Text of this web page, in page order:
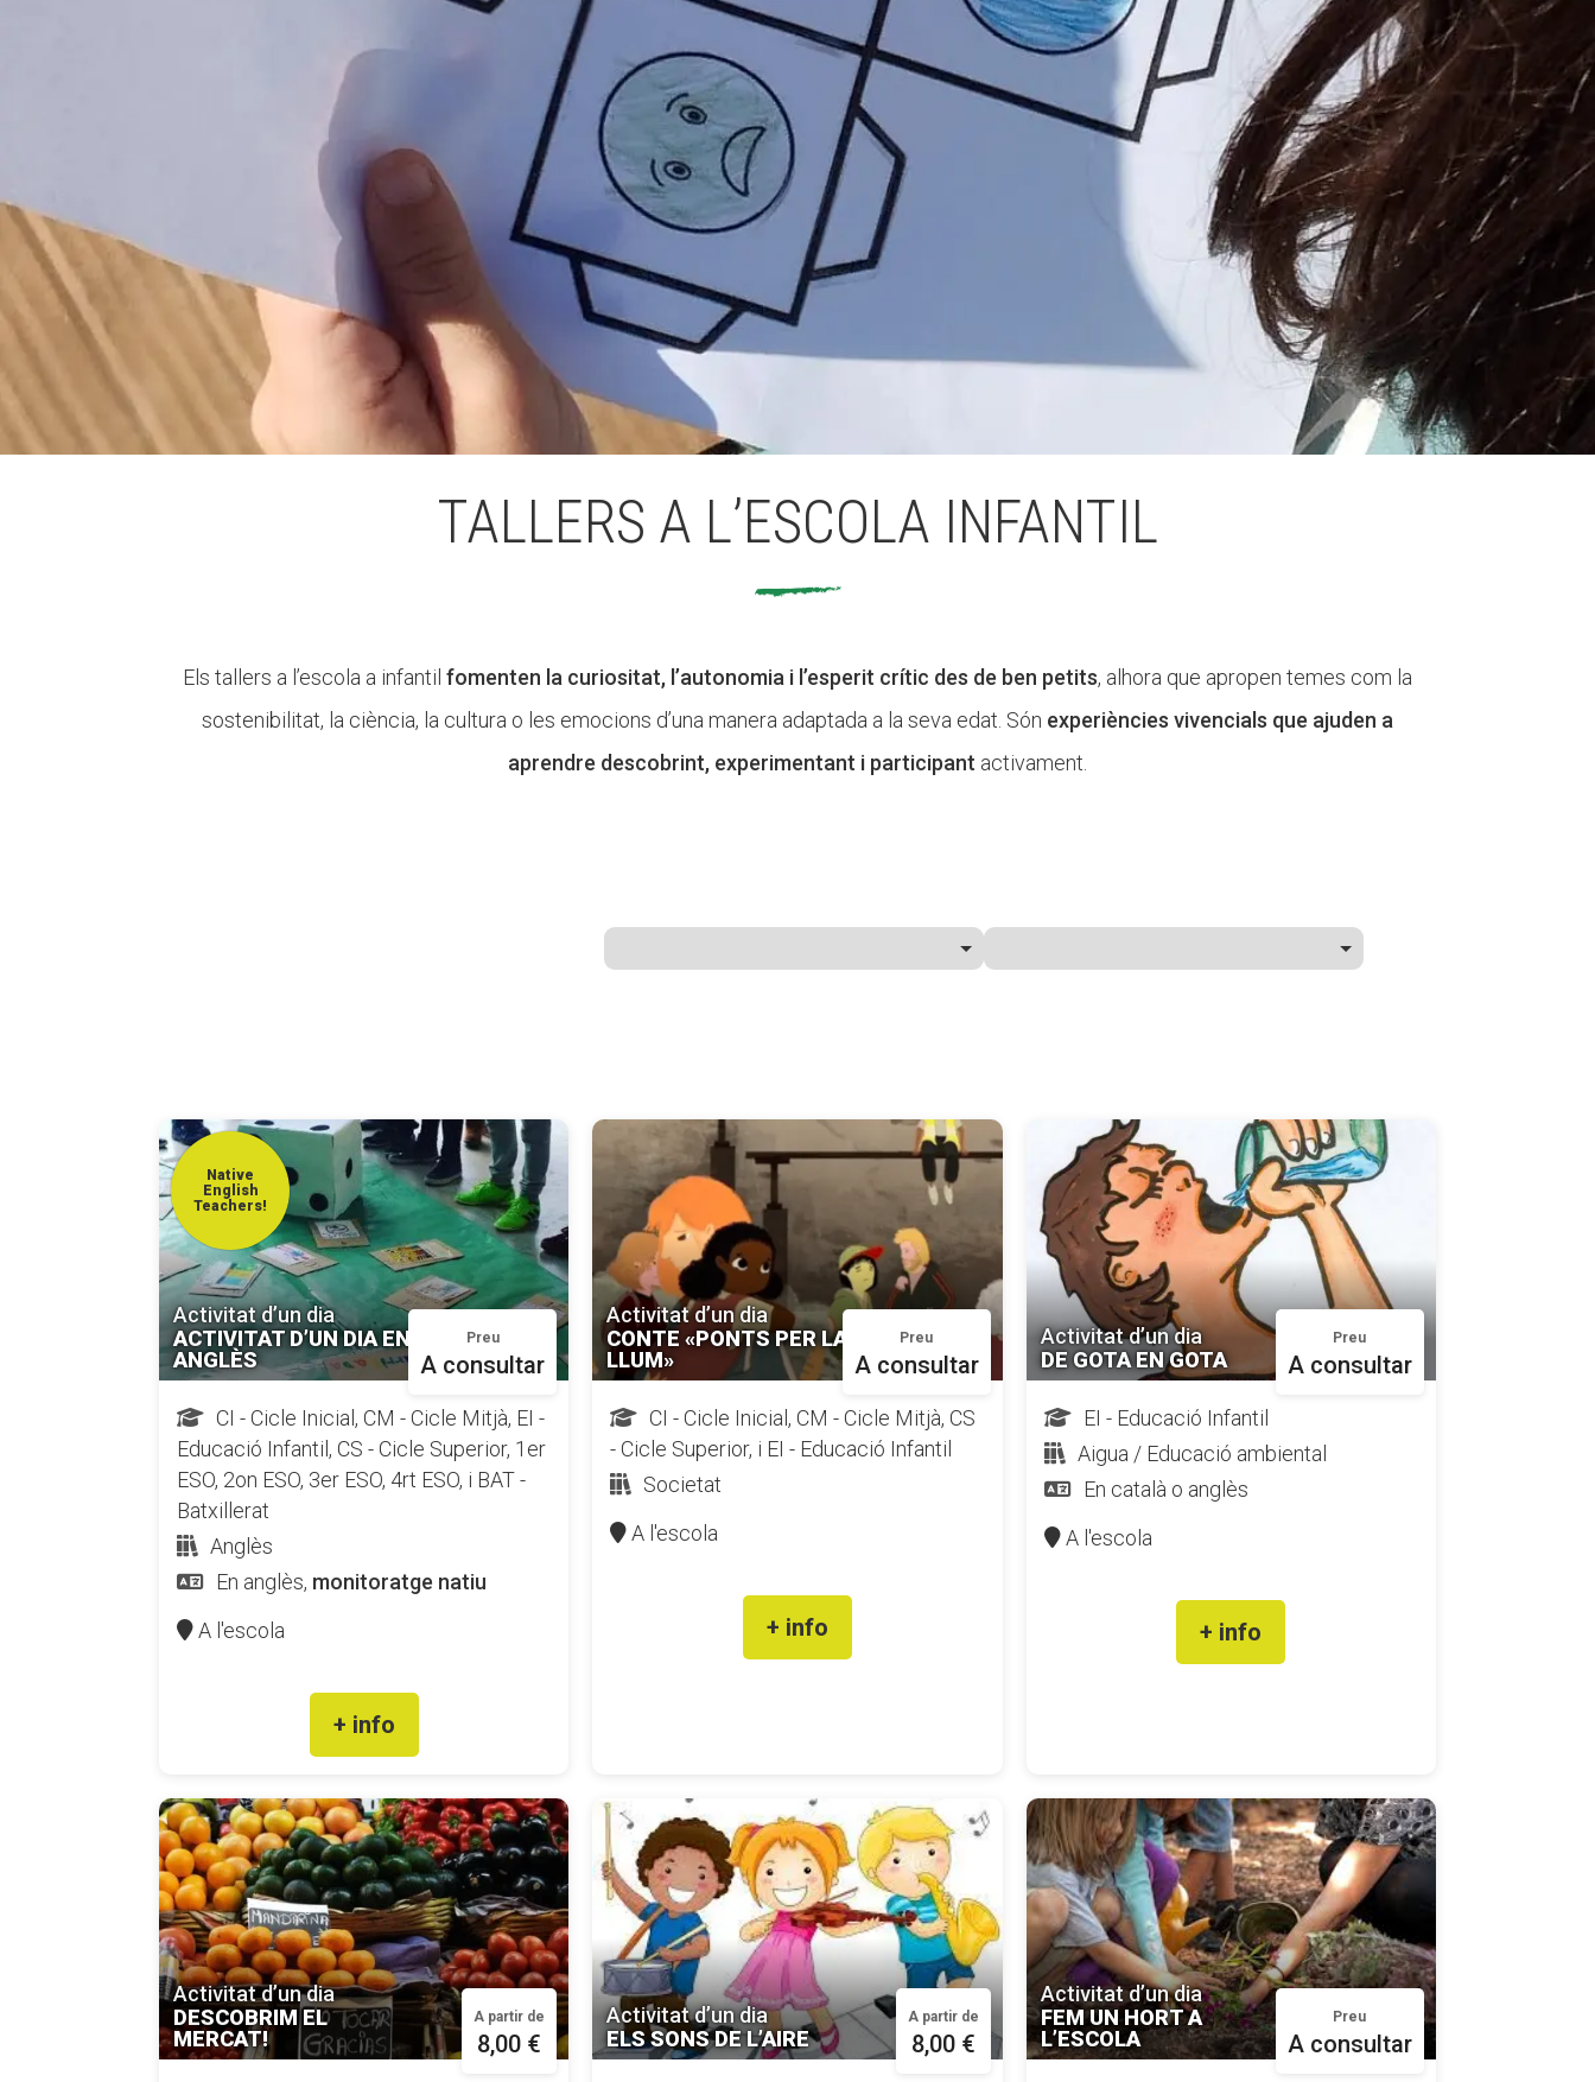
TALLERS A L’ESCOLA INFANTIL
Els tallers a l’escola a infantil fomenten la curiositat, l’autonomia i l’esperit crític des de ben petits, alhora que apropen temes com la
sostenibilitat, la ciència, la cultura o les emocions d’una manera adaptada a la seva edat. Són experiències vivencials que ajuden a
aprendre descobrint, experimentant i participant activament.
Native
English
Teachers!
Activitat d’un dia
ACTIVITAT D’UN DIA EN
ANGLÈS
Preu
A consultar
CI - Cicle Inicial, CM - Cicle Mitjà, EI -
Educació Infantil, CS - Cicle Superior, 1er
ESO, 2on ESO, 3er ESO, 4rt ESO, i BAT -
Batxillerat
Anglès
En anglès, monitoratge natiu
A l'escola
+ info
Activitat d’un dia
CONTE «PONTS PER LA
LLUM»
Preu
A consultar
CI - Cicle Inicial, CM - Cicle Mitjà, CS
- Cicle Superior, i EI - Educació Infantil
Societat
A l'escola
+ info
Activitat d’un dia
DE GOTA EN GOTA
Preu
A consultar
EI - Educació Infantil
Aigua / Educació ambiental
En català o anglès
A l'escola
+ info
Activitat d’un dia
DESCOBRIM EL
MERCAT!
A partir de
8,00 €
Activitat d’un dia
ELS SONS DE L’AIRE
A partir de
8,00 €
Activitat d’un dia
FEM UN HORT A
L’ESCOLA
Preu
A consultar
L'equip
Els comptes clars
Memòria d'activitats
Proposta educativa
Diari de la Fundació
Fundesplai als mitjans
Xarxes socials
Fes un donatiu
Treballa amb nosaltres